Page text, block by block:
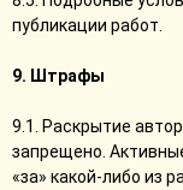
публикации работ.
9. Штрафы
9.1. Раскрытие
запрещено.
«за» какой-либо из